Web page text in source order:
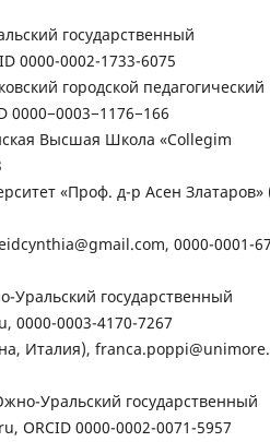
государственный
0000-0002-1733-6075
городской педагогический
0000−0003−1176−166
Высшая Школа «Collegim
«Проф. д-р Асен Златаров»
0000-0001-
Уральский государственный
0000-0003-4170-7267
Италия),
Уральский государственный
ORCID 0000-0002-0071-5957